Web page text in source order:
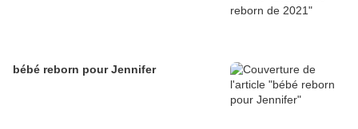
bébé reborn pour Jennifer